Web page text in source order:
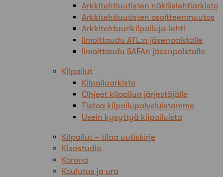
Arkkitehtiuutisten näköislehtiarkisto
Arkkitehtiuutisten osoitteenmuutos
Arkkitehtuurikilpailuja-lehti
Ilmoittaudu ATL:n jäsenpalstalle
Ilmoittaudu SAFAn jäsenpalstalle
Kilpailut
Kilpailuarkisto
Ohjeet kilpailun järjestäjälle
Tietoa kilpailupalveluistamme
Usein kysyttyä kilpailuista
Kilpailut – tilaa uutiskirje
Kisastudio
Korona
Koulutus ja ura